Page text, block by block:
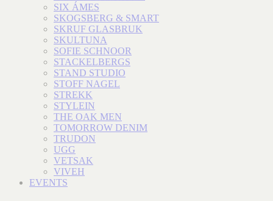
SIX ÁMES
SKOGSBERG & SMART
SKRUF GLASBRUK
SKULTUNA
SOFIE SCHNOOR
STACKELBERGS
STAND STUDIO
STOFF NAGEL
STREKK
STYLEIN
THE OAK MEN
TOMORROW DENIM
TRUDON
UGG
VETSAK
VIVEH
EVENTS